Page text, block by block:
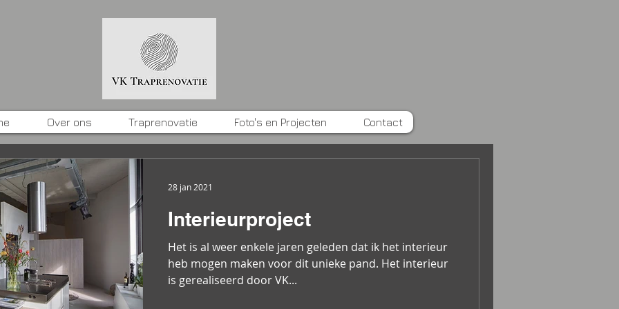
Over ons Traprenovatie Foto's en Projecten Contact
Interieurproject
Het is al weer enkele jaren geleden dat ik het interieur
heb mogen maken voor dit unieke pand. Het interieur
is gerealiseerd door VK...
28 jan 2021